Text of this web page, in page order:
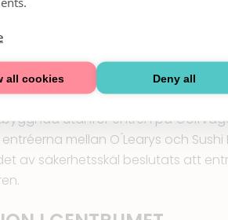
all cookies Deny all
på norra fasaden
för att transport och
vara avstängda fram till våren.
8
utanför entrén på
mellan O ́Learys och
av säkerhetsskäl beslutats att